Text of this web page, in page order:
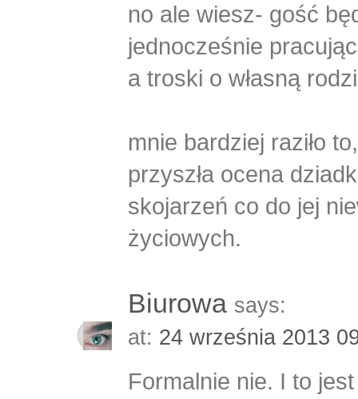
no ale wiesz- gość
jednocześnie
a troski o własną
mnie bardziej raziło
przyszła ocena
skojarzeń co do jej
życiowych.
Biurowa says:
at: 24 września 2013
Formalnie nie. I to